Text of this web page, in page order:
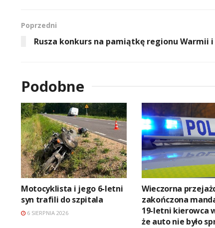
Poprzedni
Rusza konkurs na pamiątkę regionu Warmii
Podobne
Motocyklista i jego 6-letni
syn trafili do szpitala
6 SIERPNIA 2026
Wieczorna
zakończona
19-letni kierowca
że auto nie było